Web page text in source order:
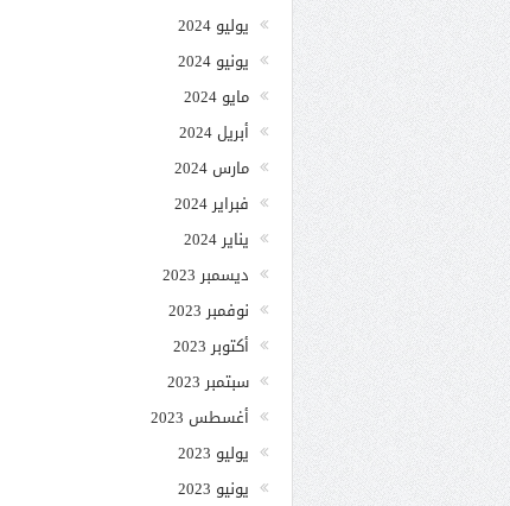
يوليو 2024
يونيو 2024
مايو 2024
أبريل 2024
مارس 2024
فبراير 2024
يناير 2024
ديسمبر 2023
نوفمبر 2023
أكتوبر 2023
سبتمبر 2023
أغسطس 2023
يوليو 2023
يونيو 2023